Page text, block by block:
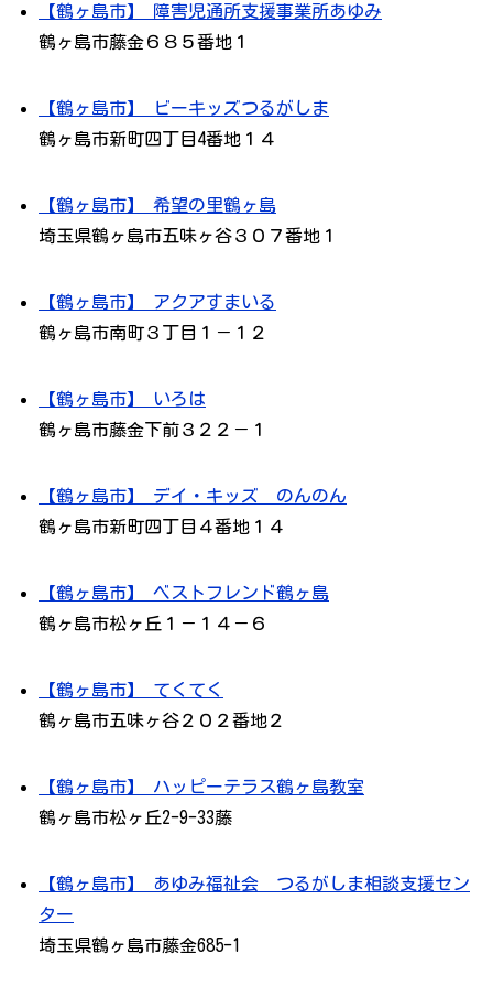
【鶴ヶ島市】 障害児通所支援事業所あゆみ
鶴ヶ島市藤金６８５番地１
【鶴ヶ島市】 ビーキッズつるがしま
鶴ヶ島市新町四丁目4番地１４
【鶴ヶ島市】 希望の里鶴ヶ島
埼玉県鶴ヶ島市五味ヶ谷３０７番地１
【鶴ヶ島市】 アクアすまいる
鶴ヶ島市南町３丁目１－１２
【鶴ヶ島市】 いろは
鶴ヶ島市藤金下前３２２－１
【鶴ヶ島市】 デイ・キッズ のんのん
鶴ヶ島市新町四丁目４番地１４
【鶴ヶ島市】 ベストフレンド鶴ヶ島
鶴ヶ島市松ヶ丘１－１４－６
【鶴ヶ島市】 てくてく
鶴ヶ島市五味ヶ谷２０２番地２
【鶴ヶ島市】 ハッピーテラス鶴ヶ島教室
鶴ヶ島市松ヶ丘2-9-33藤
【鶴ヶ島市】 あゆみ福祉会 つるがしま相談支援セン
ター
埼玉県鶴ヶ島市藤金685-1